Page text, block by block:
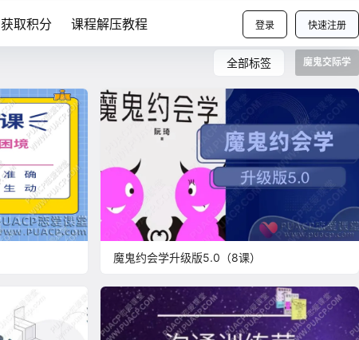
登录 快速注册
获取积分 课程解压教程
全部标签 魔鬼交际学
魔鬼约会学升级版5.0（8课）